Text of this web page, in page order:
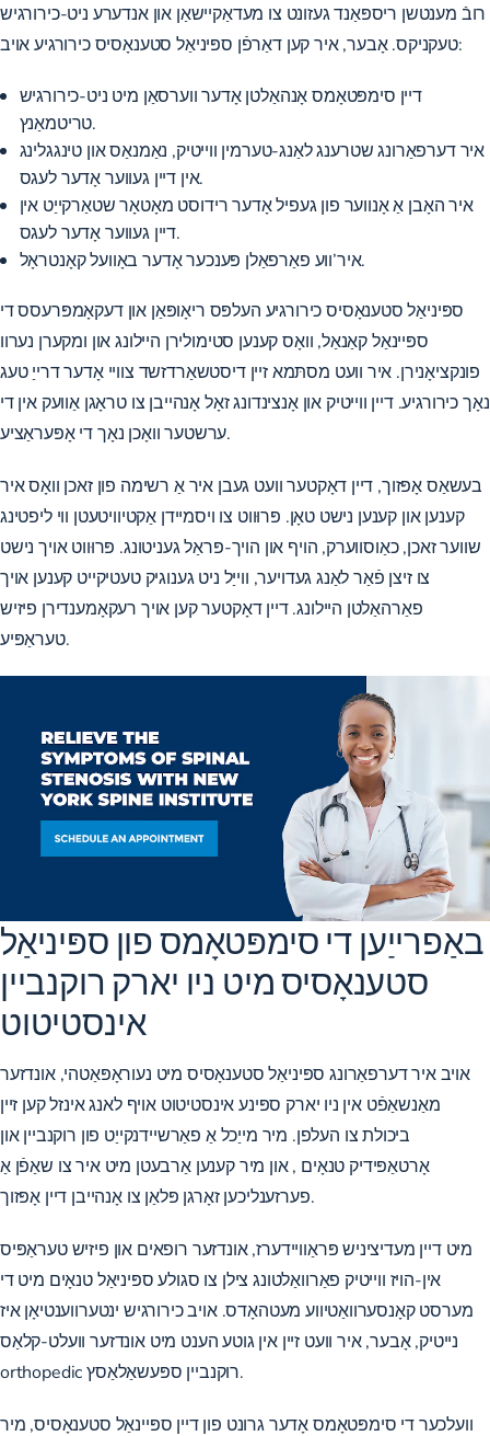
רובֿ מענטשן ריספּאַנד געזונט צו מעדאַקיישאַן און אנדערע ניט-כירורגיש
טעקניקס. אָבער, איר קען דאַרפֿן ספּיניאַל סטענאָסיס כירורגיע אויב:
דיין סימפּטאָמס אָנהאַלטן אָדער ווערסאַן מיט ניט-כירורגיש
טריטמאַנץ.
איר דערפאַרונג שטרענג לאַנג-טערמין ווייטיק, נאַמנאַס און טינגגלינג
אין דיין געווער אָדער לעגס.
איר האָבן אַ אָנווער פון געפיל אָדער רידוסט מאָטאָר שטאַרקייַט אין
דיין געווער אָדער לעגס.
איר’ווע פאַרפאַלן פּענכער אָדער באָוועל קאָנטראָל.
ספּיניאַל סטענאָסיס כירורגיע העלפּס ריאָופּאַן און דעקאָמפּרעסס די
ספּיינאַל קאַנאַל, וואָס קענען סטימולירן היילונג און ומקערן נערוו
פונקציאָנירן. איר וועט מסתּמא זיין דיסטשאַרדזשד צוויי אָדער דרייַ טעג
נאָך כירורגיע. דיין ווייטיק און אָנצינדונג זאָל אָנהייבן צו טראָגן אַוועקאין די
ערשטער וואָכןנאָך די אָפּעראַציע.
בעשאַס אָפּזוך, דיין דאָקטער וועט געבן איר אַ רשימה פון זאכן וואָס איר
קענען און קענען נישט טאָן. פּרוּווט צו ויסמיידן אַקטיוויטעטן ווי ליפטינג
שווער זאכן, כאַוסווערק, הויף און הויך-פּראַל געניטונג. פּרוּווט אויך נישט
צו זיצן פֿאַר לאַנג געדויער, ווייַל ניט גענוגיק טעטיקייט קענען אויך
פאַרהאַלטן היילונג. דיין דאָקטער קען אויך רעקאָמענדירן פיזיש
טעראַפּיע.
באַפרייַען די סימפּטאָמס פון ספּיניאַל
סטענאָסיס מיט ניו יארק רוקנביין
אינסטיטוט
אויב איר דערפאַרונג ספּיניאַל סטענאָסיס מיט נעוראָפּאַטהי, אונדזער
מאַנשאַפֿט אין ניו יארק ספּינע אינסטיטוט אויף לאנג אינזל קען זיין
ביכולת צו העלפן. מיר מייַכל אַ פאַרשיידנקייַט פון רוקנביין און
אָרטאַפּידיק טנאָים , און מיר קענען אַרבעטן מיט איר צו שאַפֿן אַ
פערזענליכען זאָרגן פּלאַן צו אָנהייבן דיין אָפּזוך.
מיט דיין מעדיציניש פּראַוויידערז, אונדזער רופאים און פיזיש טעראַפּיס
אין-הויז ווייטיק פאַרוואַלטונג צילן צו סגולע ספּיניאַל טנאָים מיט די
מערסט קאָנסערוואַטיווע מעטהאָדס. אויב כירורגיש ינטערווענטיאָן איז
נייטיק, אָבער, איר וועט זיין אין גוטע הענט מיט אונדזער וועלט-קלאַס
orthopedic רוקנביין ספּעשאַלאַסץ.
וועלכער די סימפּטאָמס אָדער גרונט פון דיין ספּיינאַל סטענאָסיס, מיר